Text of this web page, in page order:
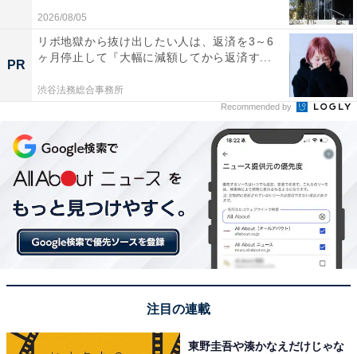
Q3：充電時間はどのくらい？
充電時間は約1時間です。
2026/08/05
PR
リボ地獄から抜け出したい人は、返済を3～6
ヶ月停止して『大幅に減額してから返済す...
渋谷法務総合事務所
Recommended by
注目の連載
東野圭吾や湊かなえだけじゃな